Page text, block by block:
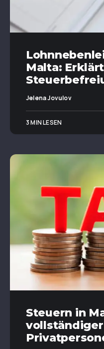
Malta:
Jelena Jovulov
3 MIN LESEN
Steuern in